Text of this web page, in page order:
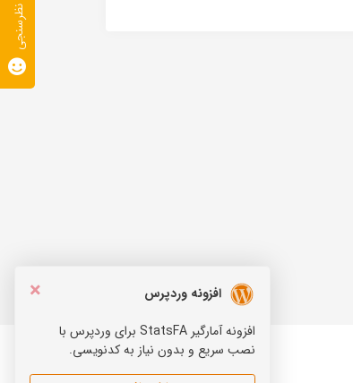
×
افزونه وردپرس
افزونه آمارگیر StatsFA برای وردپرس با
نصب سریع و بدون نیاز به کدنویسی.
نظرسنجی